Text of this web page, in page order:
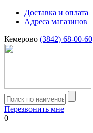
Доставка и оплата
Адреса магазинов
Кемерово (3842) 68-00-60
Перезвонить мне
0